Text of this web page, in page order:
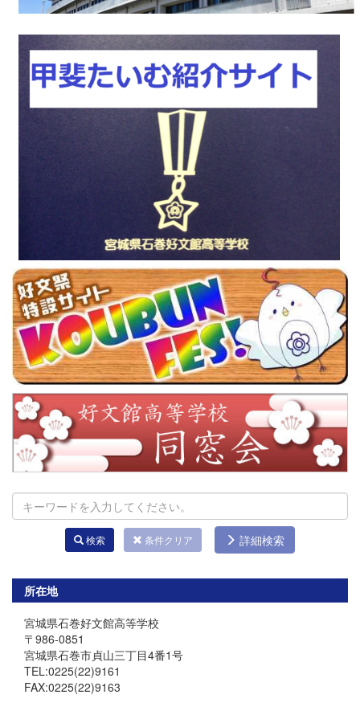
検索 条件クリア 詳細検索
所在地
宮城県石巻好文館高等学校
〒986-0851
宮城県石巻市貞山三丁目4番1号
TEL:0225(22)9161
FAX:0225(22)9163